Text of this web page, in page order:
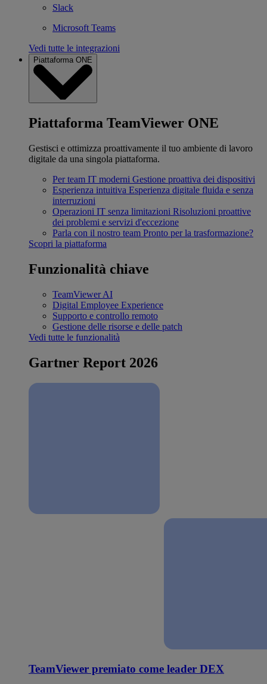
Slack
Microsoft Teams
Vedi tutte le integrazioni
Piattaforma ONE
Piattaforma TeamViewer ONE
Gestisci e ottimizza proattivamente il tuo ambiente di lavoro
digitale da una singola piattaforma.
Per team IT moderni Gestione proattiva dei dispositivi
Esperienza intuitiva Esperienza digitale fluida e senza
interruzioni
Operazioni IT senza limitazioni Risoluzioni proattive
dei problemi e servizi d'eccezione
Parla con il nostro team Pronto per la trasformazione?
Scopri la piattaforma
Funzionalità chiave
TeamViewer AI
Digital Employee Experience
Supporto e controllo remoto
Gestione delle risorse e delle patch
Vedi tutte le funzionalità
Gartner Report 2026
TeamViewer premiato come leader DEX